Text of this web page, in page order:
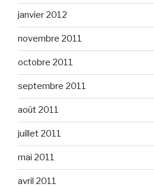
janvier 2012
novembre 2011
octobre 2011
septembre 2011
août 2011
juillet 2011
mai 2011
avril 2011